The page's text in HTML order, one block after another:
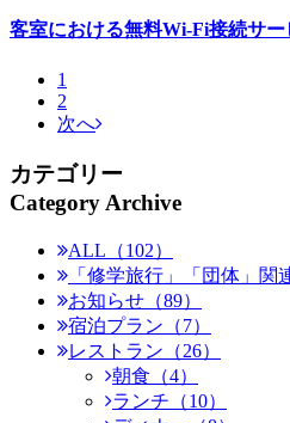
客室における無料Wi-Fi接続サ
1
2
次へ
カテゴリー
Category Archive
ALL（102）
「修学旅行」「団体」関
お知らせ（89）
宿泊プラン（7）
レストラン（26）
朝食（4）
ランチ（10）